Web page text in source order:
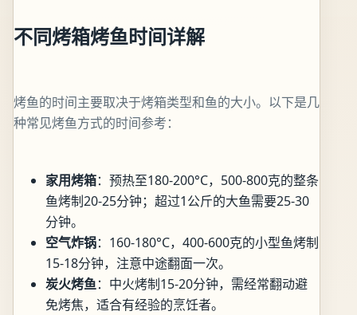
不同烤箱烤鱼时间详解
烤鱼的时间主要取决于烤箱类型和鱼的大小。以下是几
种常见烤鱼方式的时间参考：
家用烤箱：预热至180-200°C，500-800克的整条
鱼烤制20-25分钟；超过1公斤的大鱼需要25-30
分钟。
空气炸锅：160-180°C，400-600克的小型鱼烤制
15-18分钟，注意中途翻面一次。
炭火烤鱼：中火烤制15-20分钟，需经常翻动避
免烤焦，适合有经验的烹饪者。